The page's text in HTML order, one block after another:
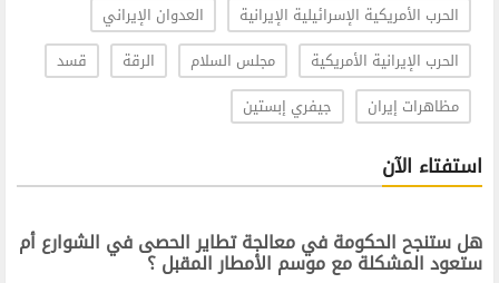
الحرب الأمريكية الإسرائيلية الإيرانية
العدوان الإيراني
الحرب الإيرانية الأمريكية
مجلس السلام الرقة
قسد
مظاهرات إيران
جيفري إبستين
استفتاء الآن
هل ستنجح الحكومة في معالجة تطاير الحصى في الشوارع أم
ستعود المشكلة مع موسم الأمطار المقبل ؟